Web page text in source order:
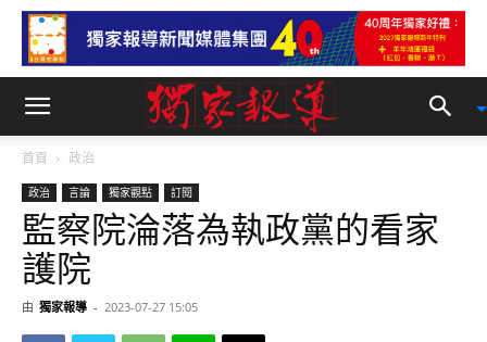
首頁 政治
政治 言論 獨家觀點 訂閱
監察院淪落為執政黨的看家
護院
由 獨家報導 - 2023-07-27 15:05